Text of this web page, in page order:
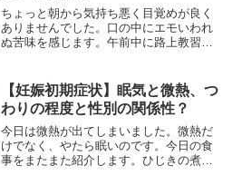
ちょっと朝から気持ち悪く目覚めが良く
ありませんでした。口の中にエモいわれ
ぬ苦味を感じます。午前中に路上教習が1
た。幸い、３月に入ってひどい寒さを感
じることが無いだけ楽で...
【妊娠初期症状】眠気と微熱、つ
わりの程度と性別の関係性？
今日は微熱が出てしまいました。微熱だ
けでなく、やたら眠いのです。今日の食
事をまたまた紹介します。ひじきの煮物